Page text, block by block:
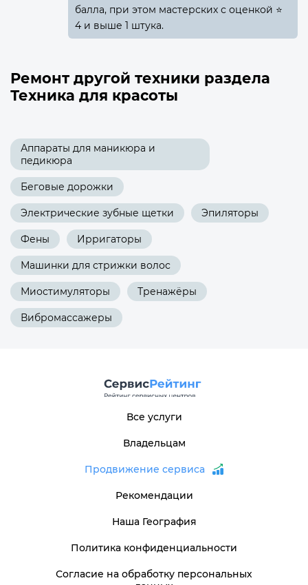
балла, при этом мастерских с оценкой ⭐
4 и выше 1 штука.
Ремонт другой техники раздела
Техника для красоты
Аппараты для маникюра и
педикюра
Беговые дорожки
Электрические зубные щетки Эпиляторы
Фены Ирригаторы
Машинки для стрижки волос
Миостимуляторы Тренажёры
Вибромассажеры
Все услуги
Владельцам
Продвижение сервиса
Рекомендации
Наша География
Политика конфиденциальности
Согласие на обработку персональных